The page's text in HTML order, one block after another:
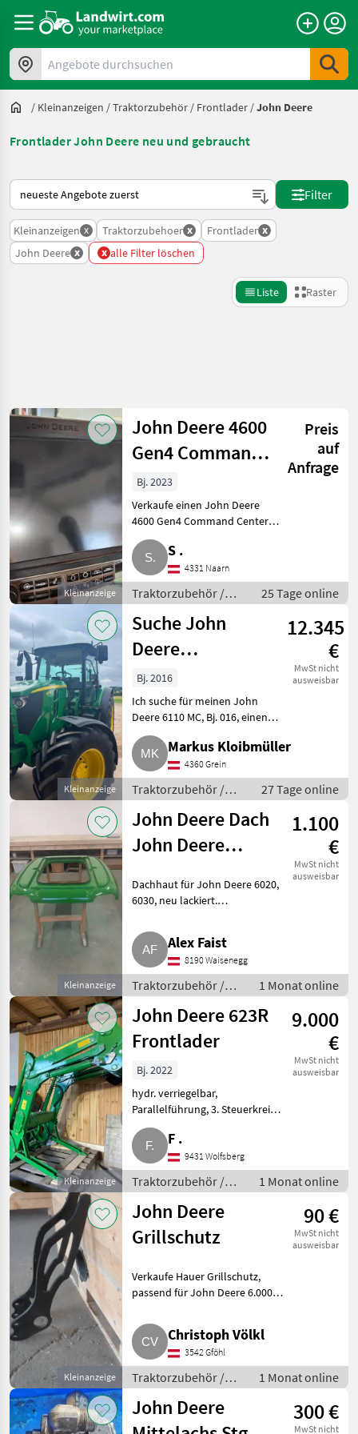
Angebote durchsuchen
/ Kleinanzeigen /Traktorzubehör / Frontlader /John Deere
Frontlader John Deere neu und gebraucht
So wird auf Landwirt.com sortiert
Filter
Kleinanzeigen x Traktorzubehoer x Frontlader x
John Deere x x alle Filter löschen
Liste Raster
Kategorie 5 Land Filter
AKTUELLER
Landtechnik
Traktorzubehoer
Frontlader
John
Deere
KATEGORIE
WÄHLEN
John Deere
Hauer
Stoll
Alö
Metal-Technik
Hydrac
Alle 44
anzeigen
MARKTPLATZ
Händlerangebote Kleinanzeigen
Zurücksetzen
Ergebnisse
anzeigen
Kleinanzeige
John Deere 4600
Gen4 Command
Center
Prozessor
Preis
auf
Anfrage
Bj. 2023
Verkaufe einen John Deere
4600 Gen4 Command Center
Prozessor mit Premium-
Aktivierung, Monitor.
Traktorzubehör Frontlader
S .
4331 Naarn
Traktorzubehör /
Frontlader
25 Tage online
Kleinanzeige
Suche John
Deere
Frontlader für
6110 MC
12.345
€
MwSt nicht
ausweisbar
Bj. 2016
Ich suche für meinen John
Deere 6110 MC, Bj. 016, einen
Frontlader. Er ist mit original
John Deere Konsole
vorbereitet. H340, 623R oder
643R, 623m, gerne gebraucht.
Markus Kloibmüller
4360 Grein
Traktorzubehör /
Frontlader
27 Tage online
Kleinanzeige
John Deere Dach
John Deere
1.100
€
MwSt nicht
ausweisbar
Dachhaut für John Deere 6020,
6030, neu lackiert.
Alex Faist
8190 Waisenegg
Traktorzubehör /
Frontlader
1 Monat online
Kleinanzeige
John Deere 623R
Frontlader
9.000
€
MwSt nicht
ausweisbar
Bj. 2022
hydr. verriegelbar,
Parallelführung, 3. Steuerkreis
Verkaufe einen neuwertigen
John Deere 623R Frontlader
mit Frontladerkonsole für John
Deere 6R, 6M. Hydr. Geräteverr
F .
9431 Wolfsberg
Traktorzubehör /
Frontlader
1 Monat online
Kleinanzeige
John Deere
Grillschutz
90 €
MwSt nicht
ausweisbar
Verkaufe Hauer Grillschutz,
passend für John Deere 6.000er
Frontlader
Christoph Völkl
3542 Gföhl
Traktorzubehör /
Frontlader
1 Monat online
John Deere
300 €
MwSt nicht